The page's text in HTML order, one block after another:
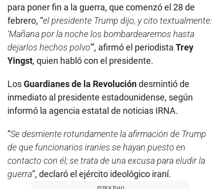
para poner fin a la guerra, que comenzó el 28 de
febrero, “el presidente Trump dijo, y cito textualmente:
‘Mañana por la noche los bombardearemos hasta
dejarlos hechos polvo’”, afirmó el periodista Trey
Yingst, quien habló con el presidente.
LosGuardianes de la Revolucióndesmintió de
inmediato al presidente estadounidense, según
informó la agencia estatal de noticias IRNA.
“Se desmiente rotundamente la afirmación de Trump
de que funcionarios iraníes se hayan puesto en
contacto con él; se trata de una excusa para eludir la
guerra”, declaró el ejército ideológico iraní.